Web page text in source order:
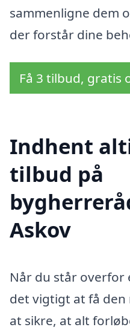
sammenligne dem
der forstår dine
Få 3 tilbud, gratis
Indhent
tilbud på
Askov
Når du står
det vigtigt at få
at sikre, at alt